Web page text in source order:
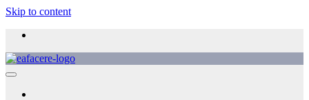
Skip to content